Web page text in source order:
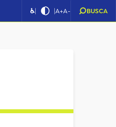
♿| |A+A- BUSCA